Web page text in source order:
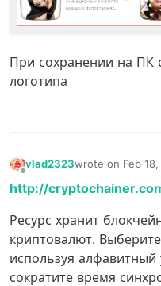
При сохранении на ПК
логотипа
vlad2323wrote on Feb
last edited by
http://
Ресурс хранит
криптовалют.
используя алфавитный
сократите время